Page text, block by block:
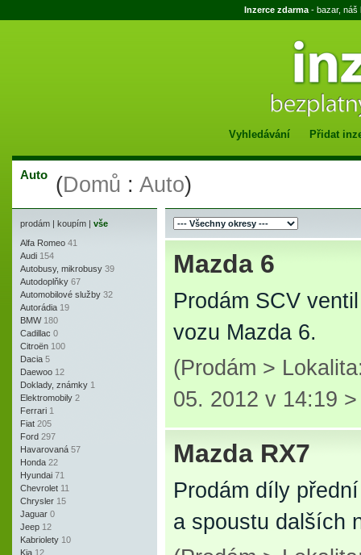
Inzerce zdarma - bazar, náš
Vyhledávání Přidat
Auto (Domů : Auto)
prodám | koupím | vše
Alfa Romeo 41
Audi 154
Autobusy, mikrobusy 39
Autodoplňky 67
Automobilové služby 32
Autorádia 19
BMW 180
Cadillac 0
Citroën 100
Dacia 5
Daewoo 12
Doklady, známky 1
Elektromobily 2
Ferrari 1
Fiat 205
Ford 297
Havarovaná 57
Honda 22
Hyundai 71
Chevrolet 11
Chrysler 15
Jaguar 0
Jeep 12
Kabriolety 10
Kia 12
Mazda 6
Prodám SCV
vozu Mazda 6.
(Prodám >
05. 2012 v 14:19
Mazda RX7
Prodám díly
a spoustu dalších